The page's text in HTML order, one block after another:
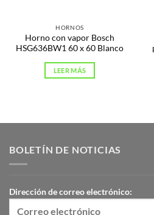
HORNOS
Horno con vapor Bosch
HSG636BW1 60 x 60 Blanco
LEER MÁS
BOLETÍN DE NOTICIAS
Dirección de correo electrónico: